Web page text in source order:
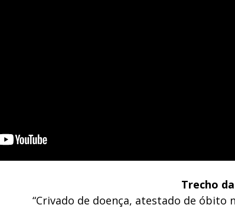
Trecho
“Crivado de doença, atestado de óbito